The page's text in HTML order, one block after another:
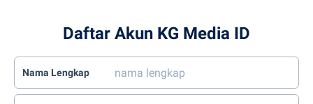
Daftar Akun KG Media ID
Nama Lengkap